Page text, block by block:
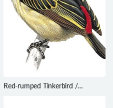
Red-rumped Tinkerbird /